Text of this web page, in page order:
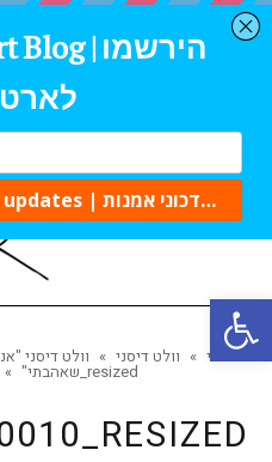
ראשי » וולט דיסני » וולט דיסני
שאהבתי" » 20170304_140010_resized